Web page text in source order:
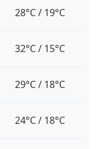
28°C / 19°C
32°C / 15°C
29°C / 18°C
24°C / 18°C